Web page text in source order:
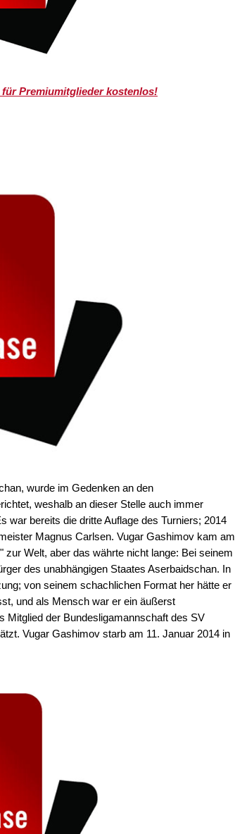
Premiumitglieder kostenlos!
wurde im Gedenken an den
weshalb an dieser Stelle auch immer
bereits die dritte Auflage des Turniers; 2014
Magnus Carlsen. Vugar Gashimov kam am
Welt, aber das währte nicht lange: Bei seinem
des unabhängigen Staates Aserbaidschan. In
von seinem schachlichen Format her hätte er
und als Mensch war er ein äußerst
Mitglied der Bundesligamannschaft des SV
Vugar Gashimov starb am 11. Januar 2014 in